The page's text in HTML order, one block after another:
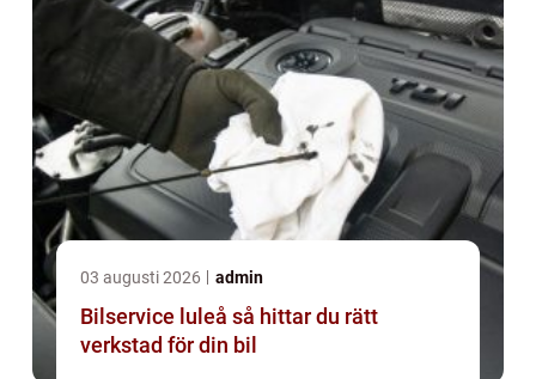
03 augusti 2026 admin
Bilservice luleå så hittar du rätt
verkstad för din bil